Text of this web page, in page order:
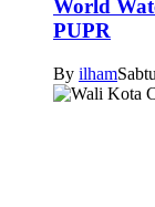
World
PUPR
By ilham